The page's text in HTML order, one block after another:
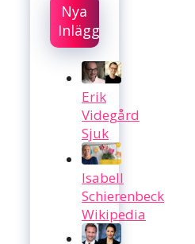
Nya
Inlägg
Erik
Videgård
Sjuk
Isabell
Schierenbeck
Wikipedia